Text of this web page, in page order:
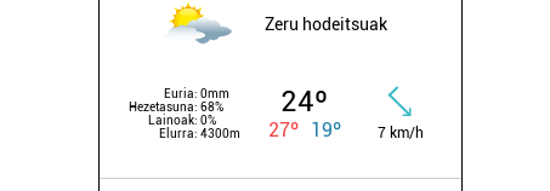
Zeru hodeitsuak
Euria: 0mm
Hezetasuna: 68%
Lainoak: 0%
Elurra: 4300m
24º
27º 19º 7 km/h